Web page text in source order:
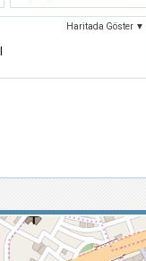
Haritada Göster ▼